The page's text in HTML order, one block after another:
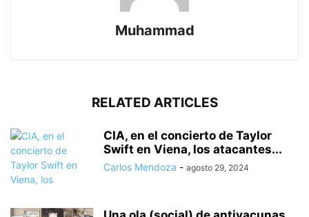
Muhammad
RELATED ARTICLES
CIA, en el concierto de Taylor
Swift en Viena, los atacantes...
Carlos Mendoza - agosto 29, 2024